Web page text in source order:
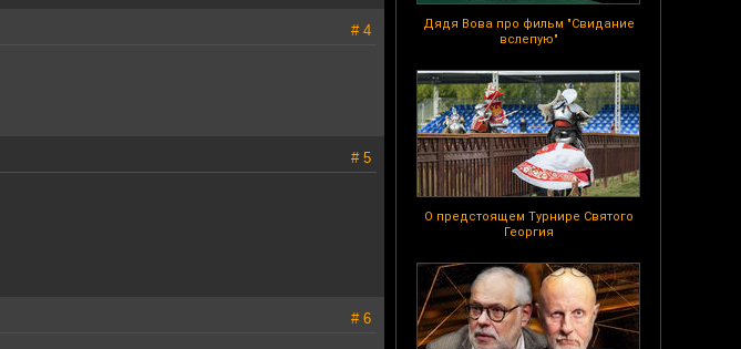
Дядя Вова про фильм "Свидание
вслепую"
О предстоящем Турнире Святого
Георгия
# 4
# 5
# 6